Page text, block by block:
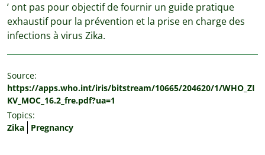
’ ont pas pour objectif de fournir un guide pratique
exhaustif pour la prévention et la prise en charge des
infections à virus Zika.
Source:
https://apps.who.int/iris/bitstream/10665/204620/1/WHO_ZI
KV_MOC_16.2_fre.pdf?ua=1
Topics:
Zika
Pregnancy